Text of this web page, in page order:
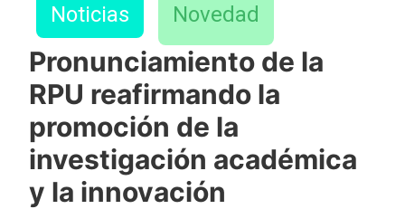
Noticias Novedad
Pronunciamiento de la
RPU reafirmando la
promoción de la
investigación académica
y la innovación